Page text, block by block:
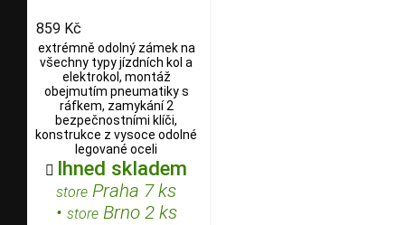
859 Kč
extrémně odolný zámek na
všechny typy jízdních kol a
elektrokol, montáž
obejmutím pneumatiky s
ráfkem, zamykání 2
bezpečnostními klíči,
konstrukce z vysoce odolné
legované oceli
 Ihned skladem
store Praha 7 ks
• storeBrno 2 ks